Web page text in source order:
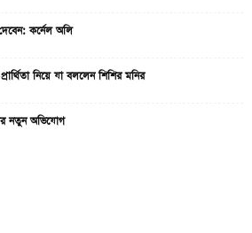
কর্নেল অলি
নিয়ে যা বললেন শিশির মনির
নতুন অভিযোগ